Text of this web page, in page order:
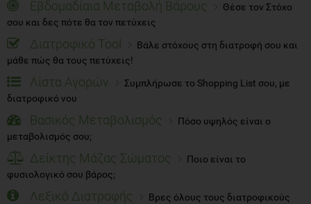
Εβδομαδίαια Μεταβολή Βάρους
Θέσε τον Στόχο
σου και δες πότε θα τον πετύχεις
Διατροφικό Tool
Βάλε στόχους στη διατροφή σου και
μάθε πώς θα τους πετύχεις!
Λίστα Αγορών
Συμπλήρωσε το Shopping List σου, με
διατροφικό νου
Βασικός Μεταβολισμός
Πόσο υψηλός είναι ο
μεταβολισμός σου;
Δείκτης Μάζας Σώματος
Ποιο είναι το
φυσιολογικό σου βάρος;
Λεξικό Διατροφής
Βρες όλους τους διατροφικούς